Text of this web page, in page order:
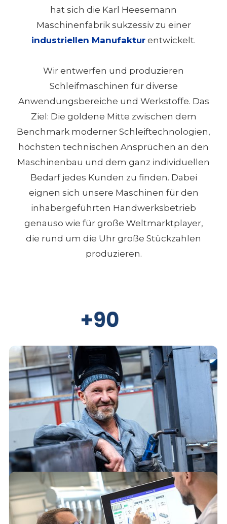
hat sich die Karl Heesemann
Maschinenfabrik sukzessiv zu einer
industriellen Manufaktur entwickelt.
Wir entwerfen und produzieren
Schleifmaschinen für diverse
Anwendungsbereiche und Werkstoffe. Das
Ziel: Die goldene Mitte zwischen dem
Benchmark moderner Schleiftechnologien,
höchsten technischen Ansprüchen an den
Maschinenbau und dem ganz individuellen
Bedarf jedes Kunden zu finden. Dabei
eignen sich unsere Maschinen für den
inhabergeführten Handwerksbetrieb
genauso wie für große Weltmarktplayer,
die rund um die Uhr große Stückzahlen
produzieren.
Jahre Erfahrung